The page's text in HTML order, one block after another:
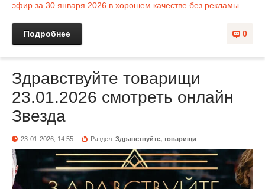
эфир за 30 января 2026 в хорошем качестве без рекламы.
0
Подробнее
Здравствуйте товарищи
23.01.2026 смотреть онлайн
Звезда
23-01-2026, 14:55 Раздел:Здравствуйте, товарищи